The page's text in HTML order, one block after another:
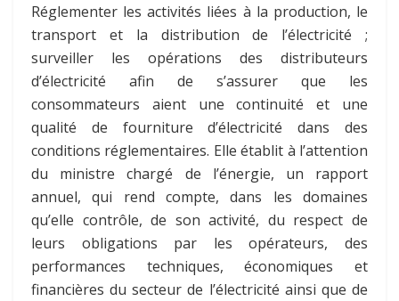
Réglementer les activités liées à la production, le
transport et la distribution de l’électricité ;
surveiller les opérations des distributeurs
d’électricité afin de s’assurer que les
consommateurs aient une continuité et une
qualité de fourniture d’électricité dans des
conditions réglementaires. Elle établit à l’attention
du ministre chargé de l’énergie, un rapport
annuel, qui rend compte, dans les domaines
qu’elle contrôle, de son activité, du respect de
leurs obligations par les opérateurs, des
performances techniques, économiques et
financières du secteur de l’électricité ainsi que de